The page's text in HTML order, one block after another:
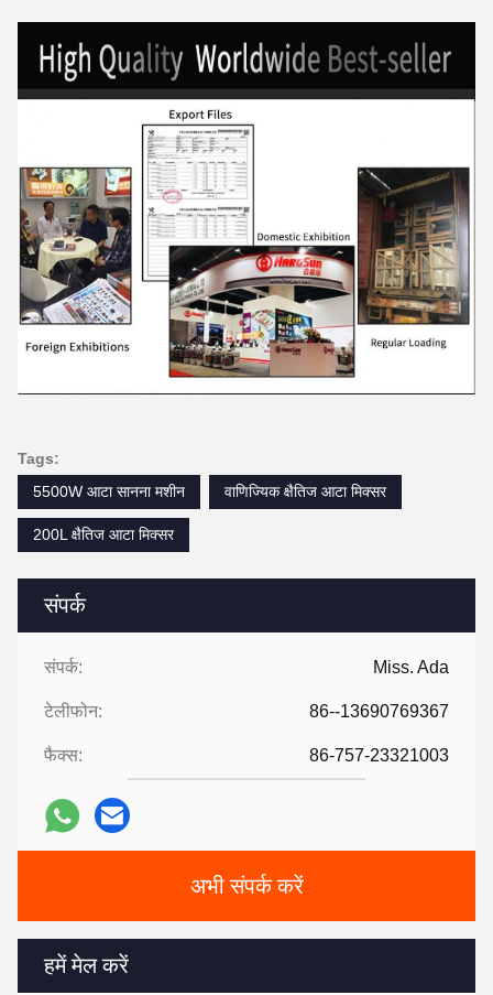
संपर्क
संपर्क: Miss. Ada
टेलीफोन: 86--13690769367
फैक्स: 86-757-23321003
अभी संपर्क करें
हमें मेल करें
Tags:
5500W आटा सानना मशीन
वाणिज्यिक क्षैतिज आटा मिक्सर
200L क्षैतिज आटा मिक्सर